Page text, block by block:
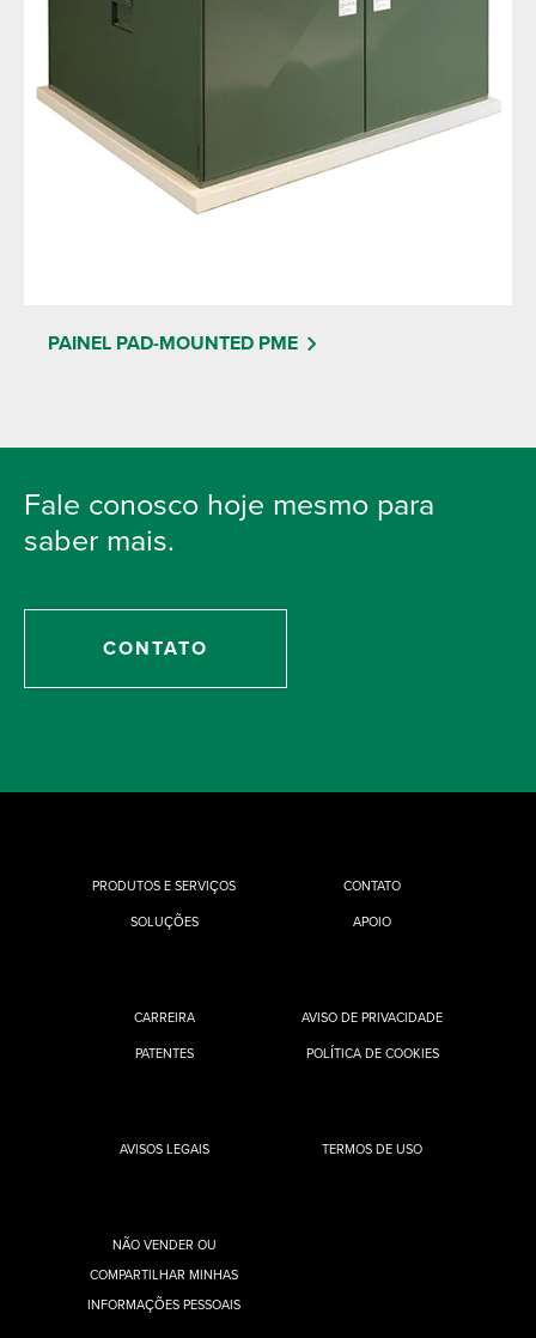
PAINEL PAD-MOUNTED PME
Fale conosco hoje mesmo para
saber mais.
CONTATO
PRODUTOS E SERVIÇOS
SOLUÇÕES
CONTATO
APOIO
CARREIRA
PATENTES
AVISO DE PRIVACIDADE
POLÍTICA DE COOKIES
AVISOS LEGAIS TERMOS DE USO
NÃO VENDER OU
COMPARTILHAR MINHAS
INFORMAÇÕES PESSOAIS